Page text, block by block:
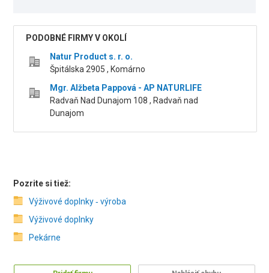
PODOBNÉ FIRMY V OKOLÍ
Natur Product s. r. o.
Špitálska 2905 , Komárno
Mgr. Alžbeta Pappová - AP NATURLIFE
Radvaň Nad Dunajom 108 , Radvaň nad
Dunajom
Pozrite si tiež:
Výživové doplnky ‑ výroba
Výživové doplnky
Pekárne